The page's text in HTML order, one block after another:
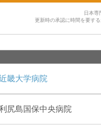
日本専
更新時の承認に時間を要す
畿大学病院
尻島国保中央病院